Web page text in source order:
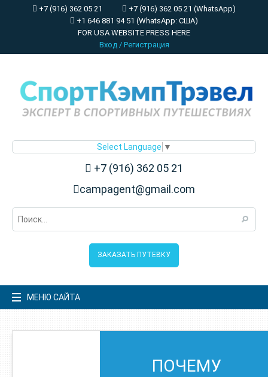
+7 (916) 362 05 21
+7 (916) 362 05 21 (WhatsApp)
+1 646 881 94 51 (WhatsApp: США)
FOR USA WEBSITE PRESS HERE
Вход/ Регистрация
Select Language ▼
+7 (916) 362 05 21
campagent@gmail.com
ЗАКАЗАТЬ ПУТЕВКУ
МЕНЮ САЙТА
ПОЧЕМУ